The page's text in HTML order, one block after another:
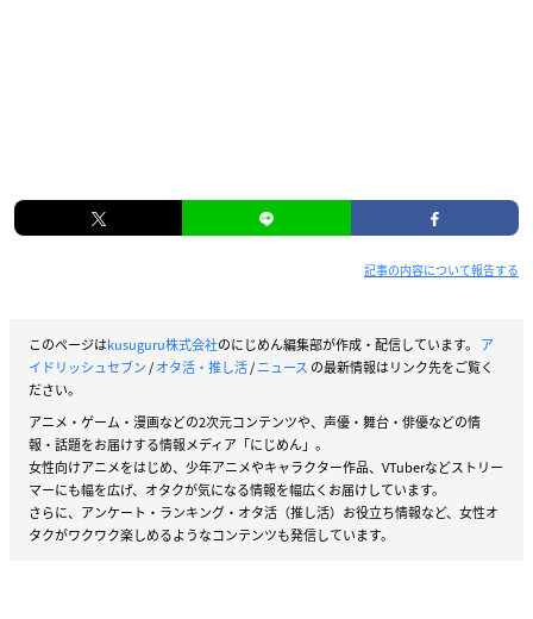
記事の内容について報告する
このページはkusuguru株式会社のにじめん編集部が作成・配信しています。 ア
イドリッシュセブン/オタ活・推し活/ニュース の最新情報はリンク先をご覧く
ださい。
アニメ・ゲーム・漫画などの2次元コンテンツや、声優・舞台・俳優などの情
報・話題をお届けする情報メディア「にじめん」。
女性向けアニメをはじめ、少年アニメやキャラクター作品、VTuberなどストリー
マーにも幅を広げ、オタクが気になる情報を幅広くお届けしています。
さらに、アンケート・ランキング・オタ活（推し活）お役立ち情報など、女性オ
タクがワクワク楽しめるようなコンテンツも発信しています。